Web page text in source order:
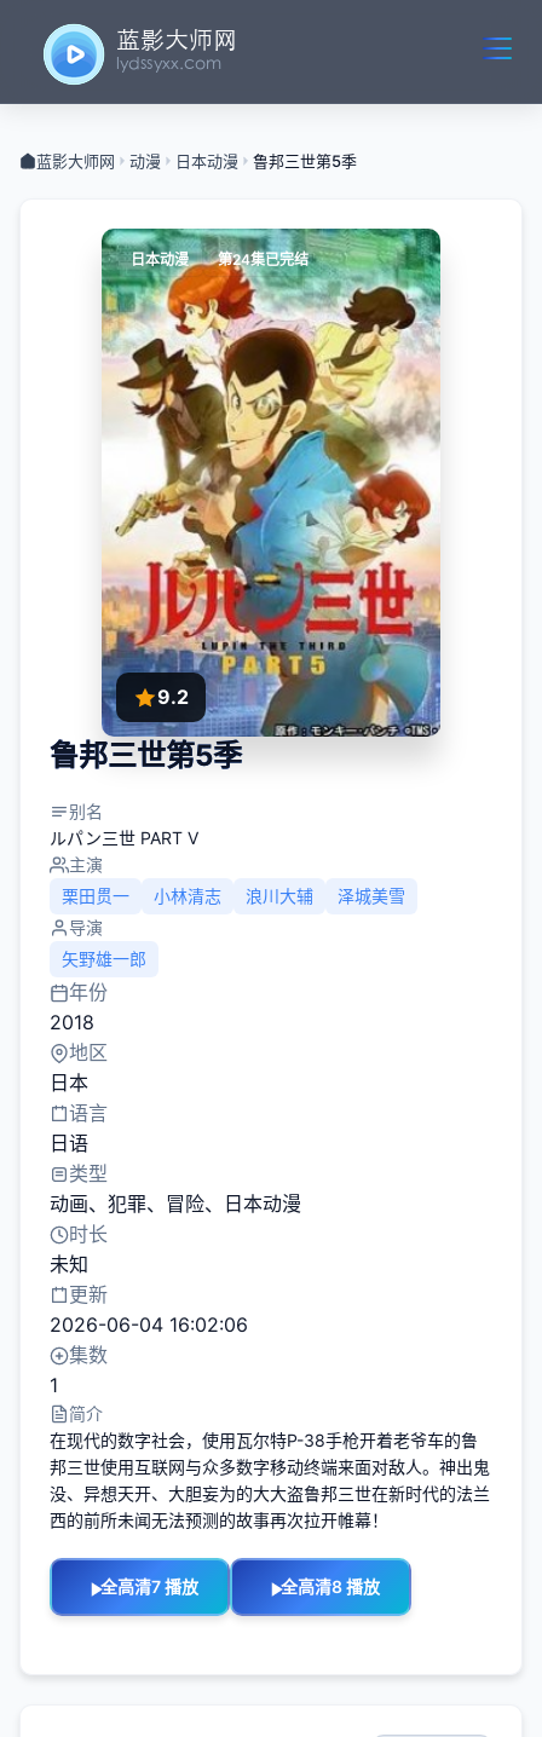
蓝影大师网 动漫 日本动漫 鲁邦三世第5季
日本动漫 第24集已完结
9.2
鲁邦三世第5季
别名
ルパン三世 PART V
主演
栗田贯一
小林清志 浪川大辅
泽城美雪
导演
矢野雄一郎
年份
2018
地区
日本
语言
日语
类型
动画、 犯罪、 冒险、
日本动漫
时长
未知
更新
2026-06-04 16:02:06
集数
1
简介
在现代的数字社会，使用瓦尔特P-38手枪开着老爷车的鲁
邦三世使用互联网与众多数字移动终端来面对敌人。神出鬼
没、异想天开、大胆妄为的大大盗鲁邦三世在新时代的法兰
西的前所未闻无法预测的故事再次拉开帷幕！
全高清7 播放 全高清8 播放